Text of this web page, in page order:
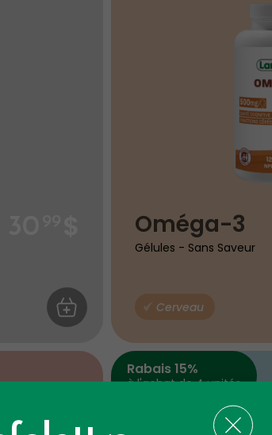
AJOUTER AU PANIER
Oméga-3
Gélules - Sans Saveur
Cerveau
Rabais 15%
à l'achat de 4 unités